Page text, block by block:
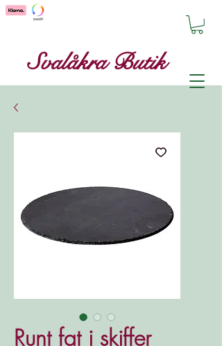
Svalåkra Butik
Runt fat i skiffer